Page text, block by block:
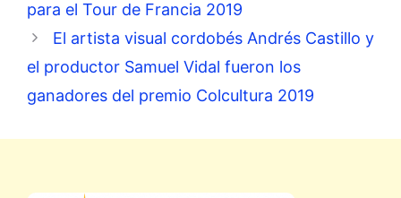
para el Tour de Francia 2019
El artista visual cordobés Andrés Castillo y
el productor Samuel Vidal fueron los
ganadores del premio Colcultura 2019